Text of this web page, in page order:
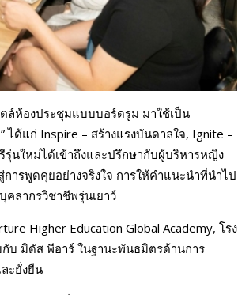
ล์ห้องประชุมแบบบอร์ดรูม มาใช้เป็น
ได้แก่ Inspire – สร้างแรงบันดาลใจ, Ignite –
นใหม่ได้เข้าถึงและปรึกษากับผู้บริหารหญิง
ารพูดคุยอย่างจริงใจ การให้คำแนะนำที่นำไป
คลากรวิชาชีพรุ่นเยาว์
Higher Education Global Academy, โรง
กับ มิดัส พีอาร์ ในฐานะพันธมิตรด้านการ
ะยั่งยืน